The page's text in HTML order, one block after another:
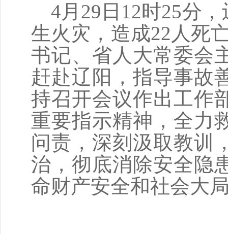
4月29日12时25分
生火灾，造成22人死
书记、省人大常委会
赶赴辽阳，指导事故
持召开会议作出工作
重要指示精神，全力
问责，深刻汲取教训
治，彻底消除安全隐
命财产安全和社会大